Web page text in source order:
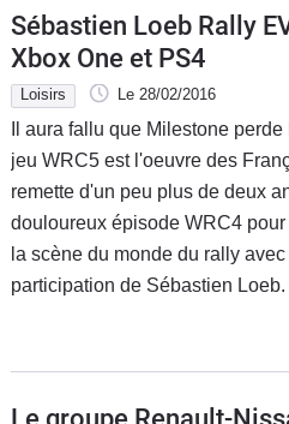
Sébastien Loeb Rally
Xbox One et PS4
Loisirs Le 28/02/2016
Il aura fallu que Milestone
jeu WRC5 est l'oeuvre des
remette d'un peu plus de deux
douloureux épisode WRC4
la scène du monde du rally
participation de Sébastien Loeb.